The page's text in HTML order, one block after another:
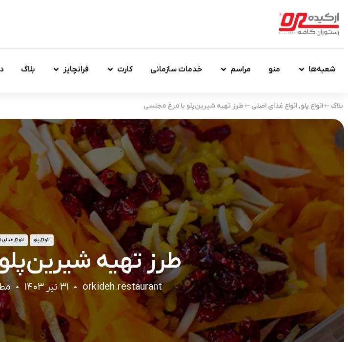
شعبه‌ها منو مراسم خدمات سازمانی کارت فرانچایز بلاگ
بلاگ انواع پلو,انواع غذای اصلی طرز تهیه شیرین‌پلو با مرغ مجلسی
انواع پلو انواع
طرز تهیه
orkideh.restaurant ۳۱ تیر ۱۴۰۳